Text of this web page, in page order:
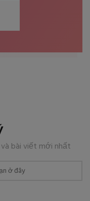
bài viết mới nhất